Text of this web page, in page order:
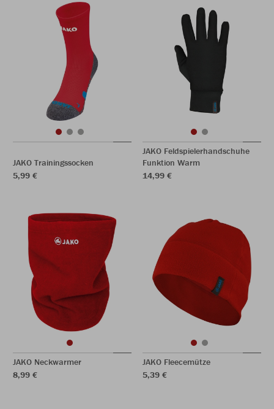
JAKO Trainingssocken
5,99 €
JAKO Feldspielerhandschuhe
Funktion Warm
14,99 €
JAKO Neckwarmer
8,99 €
JAKO Fleecemütze
5,39 €